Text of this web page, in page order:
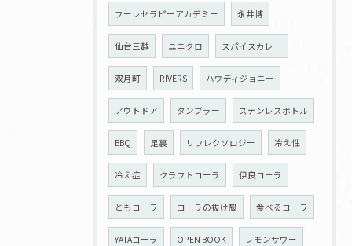
フーレセラピーアカデミー 永井博
仙台三越 ユニクロ スパイスカレー
双月町 RIVERS ハウディジョニー
アウトドア タンブラー ステンレスボトル
BBQ 足裏 リフレクソロジー 冷え性
冷え症 クラフトコーラ 伊良コーラ
ともコーラ コーラの抜け殻 食べるコーラ
YATAコーラ OPEN BOOK レモンサワー